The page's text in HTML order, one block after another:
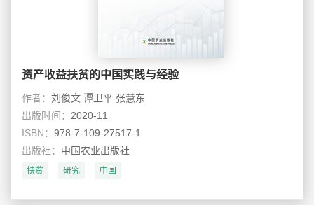
资产收益扶贫的中国实践与经验
作者： 刘俊文 谭卫平 张慧东
出版时间： 2020-11
ISBN： 978-7-109-27517-1
出版社： 中国农业出版社
扶贫 研究 中国